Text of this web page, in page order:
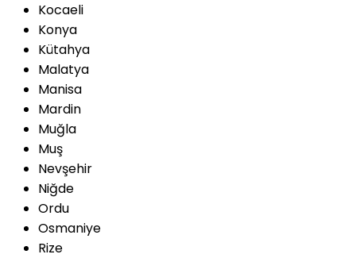
Kocaeli
Konya
Kütahya
Malatya
Manisa
Mardin
Muğla
Muş
Nevşehir
Niğde
Ordu
Osmaniye
Rize